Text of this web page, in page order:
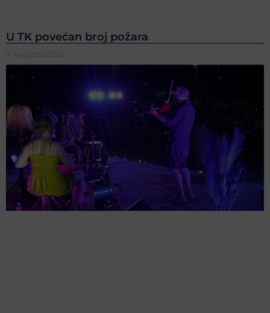
U TK povećan broj požara
7. Augusta 2026.